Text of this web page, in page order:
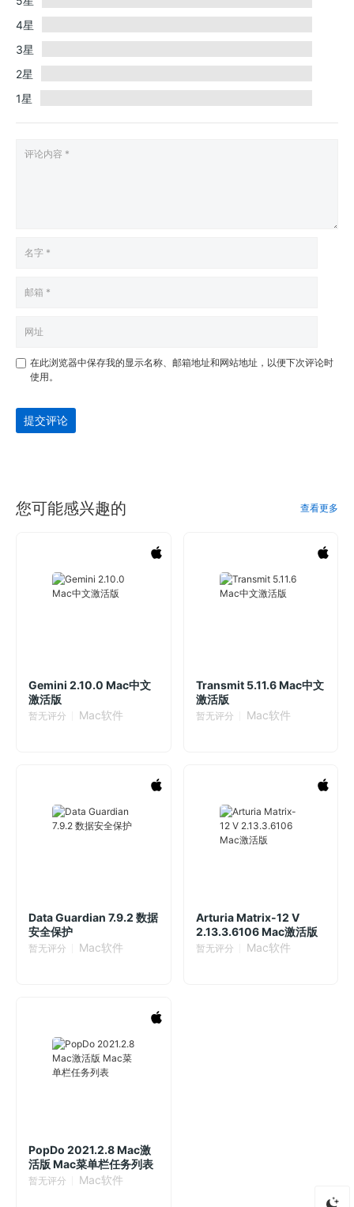
4星
3星
2星
1星
在此浏览器中保存我的显示名称、邮箱地址和网站地址，以便下次评论时
使用。
提交评论
您可能感兴趣的 查看更多
Gemini 2.10.0 Mac中文
激活版
暂无评分 Mac软件
Transmit 5.11.6 Mac中文
激活版
暂无评分 Mac软件
Data Guardian 7.9.2 数据
安全保护
暂无评分 Mac软件
Arturia Matrix-12 V
2.13.3.6106 Mac激活版
暂无评分 Mac软件
PopDo 2021.2.8 Mac激
活版 Mac菜单栏任务列表
暂无评分 Mac软件